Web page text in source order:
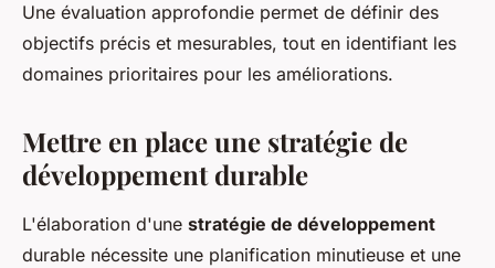
Une évaluation approfondie permet de définir des
objectifs précis et mesurables, tout en identifiant les
domaines prioritaires pour les améliorations.
Mettre en place une stratégie de
développement durable
L'élaboration d'une stratégie de développement
durable nécessite une planification minutieuse et une